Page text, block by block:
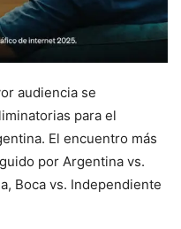
audiencia se
para el
El encuentro más
por Argentina vs.
Boca vs. Independiente